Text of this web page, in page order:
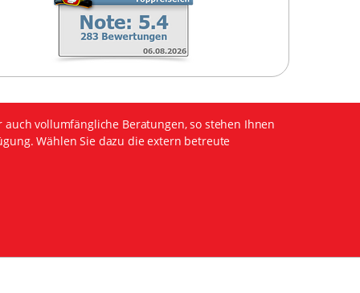
vollumfängliche Beratungen, so stehen Ihnen
Wählen Sie dazu die extern betreute